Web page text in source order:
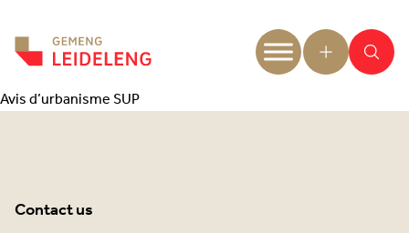
Avis d’urbanisme SUP
Contact us